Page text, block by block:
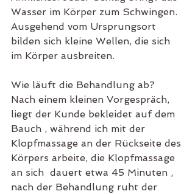
Wasser im Körper zum Schwingen.
Ausgehend vom Ursprungsort
bilden sich kleine Wellen, die sich
im Körper ausbreiten.
Wie läuft die Behandlung ab?
Nach einem kleinen Vorgespräch,
liegt der Kunde bekleidet auf dem
Bauch , während ich mit der
Klopfmassage an der Rückseite des
Körpers arbeite, die Klopfmassage
an sich  dauert etwa 45 Minuten ,
nach der Behandlung ruht der